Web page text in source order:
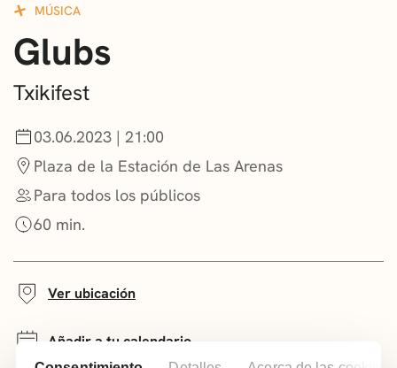
NOTICIAS
GETXO KULTURA
ASOCIACIONES CULTURALES
MÚSICA
Glubs
Txikifest
03.06.2023 | 21:00
Plaza de la Estación de Las Arenas
Para todos los públicos
60 min.
Ver ubicación
Añadir a tu calendario